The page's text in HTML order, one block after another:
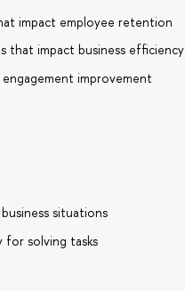
impact employee retention
that impact business efficiency
improvement
situations
for solving tasks